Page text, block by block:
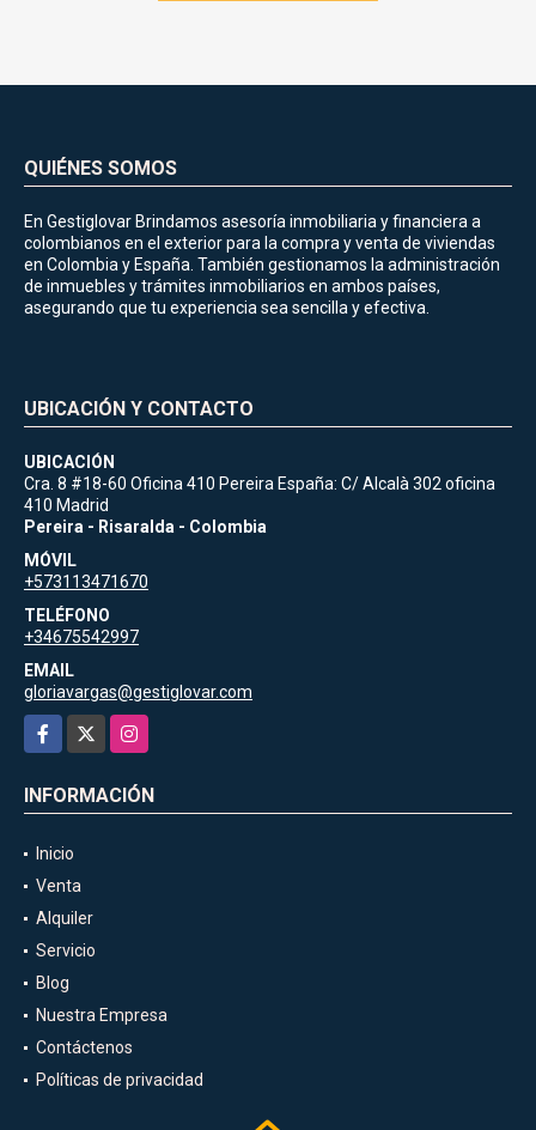
QUIÉNES SOMOS
En Gestiglovar Brindamos asesoría inmobiliaria y financiera a
colombianos en el exterior para la compra y venta de viviendas
en Colombia y España. También gestionamos la administración
de inmuebles y trámites inmobiliarios en ambos países,
asegurando que tu experiencia sea sencilla y efectiva.
UBICACIÓN Y CONTACTO
UBICACIÓN
Cra. 8 #18-60 Oficina 410 Pereira España: C/ Alcalà 302 oficina
410 Madrid
Pereira - Risaralda - Colombia
MÓVIL
+573113471670
TELÉFONO
+34675542997
EMAIL
gloriavargas@gestiglovar.com
Facebook
Instagram
INFORMACIÓN
Inicio
Venta
Alquiler
Servicio
Blog
Nuestra Empresa
Contáctenos
Políticas de privacidad